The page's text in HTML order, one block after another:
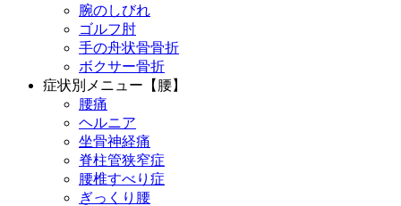
腕のしびれ
ゴルフ肘
手の舟状骨骨折
ボクサー骨折
症状別メニュー【腰】
腰痛
ヘルニア
坐骨神経痛
脊柱管狭窄症
腰椎すべり症
ぎっくり腰